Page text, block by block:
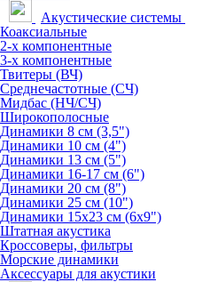
Акустические системы
Коаксиальные
2-х компонентные
3-х компонентные
Твитеры (ВЧ)
Среднечастотные (СЧ)
Мидбас (НЧ/СЧ)
Широкополосные
Динамики 8 см (3,5")
Динамики 10 см (4")
Динамики 13 см (5")
Динамики 16-17 см (6")
Динамики 20 см (8")
Динамики 25 см (10")
Динамики 15х23 см (6х9")
Штатная акустика
Кроссоверы, фильтры
Морские динамики
Аксессуары для акустики